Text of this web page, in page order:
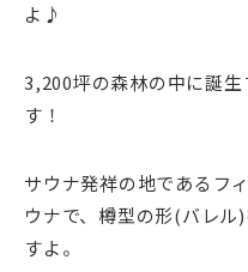
よ♪
3,200坪の森林の中に誕生
す！
サウナ発祥の地であるフ
ウナで、樽型の形(バレ
すよ。